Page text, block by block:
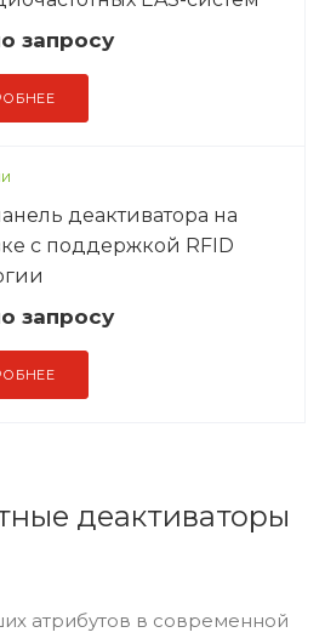
запросу
деактиватора на
с поддержкой RFID
запросу
деактиваторы
атрибутов в современной